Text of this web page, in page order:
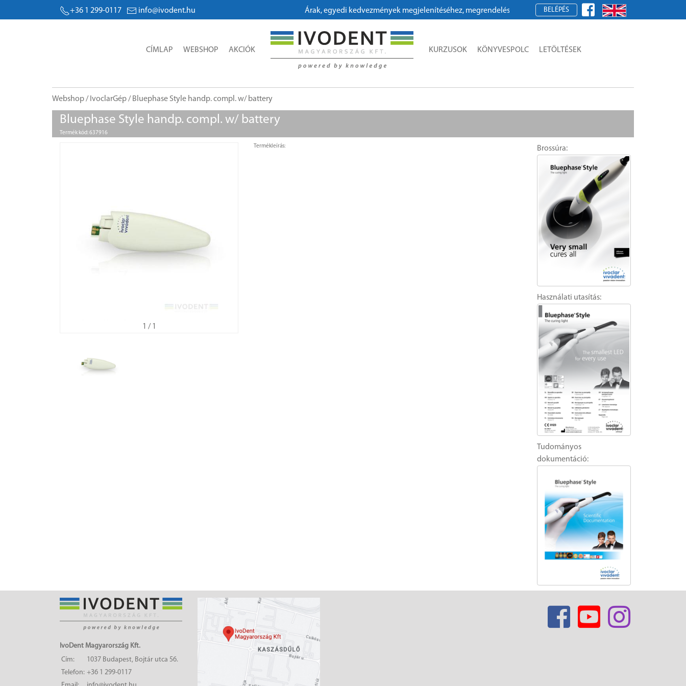
+36 1 299-0117 info@ivodent.hu Árak, egyedi kedvezmények megjelenítéséhez, megrendeléshez kérjük, regisztráljon!
BELÉPÉS
CÍMLAP WEBSHOP AKCIÓK KURZUSOK KÖNYVESPOLC LETÖLTÉSEK
Webshop/ IvoclarGép/ Bluephase Style handp. compl. w/ battery
Bluephase Style handp. compl. w/ battery
Termék kód: 637916
1 / 1
Termékleírás: Brossúra:
Használati utasítás:
Tudományos
dokumentáció:
IvoDent Magyarország Kft.
Cím:
1037 Budapest, Bojtár utca 56.
Telefon: +36 1 299-0117